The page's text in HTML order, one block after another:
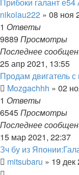
nikolau222 » 08 ноя
1 Ответы
9889 Просмотры
Последнее
25 апр 2021, 13:55
Продам двигатель
Mozgachhh » 02
1 Ответы
6545Просмотры
Последнее
15 мар 2021, 22:37
Зч бу из
mitsubaru » 19 дек